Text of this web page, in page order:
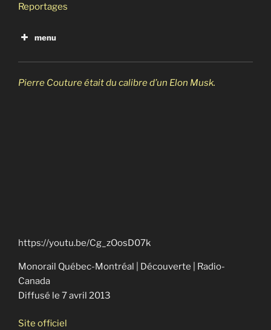
Reportages
menu
Monorail Québec-Montréal
Pierre Couture était du calibre d’un Elon Musk.
https://youtu.be/Cg_zOosD07k
Monorail Québec-Montréal | Découverte | Radio-
Canada
Diffusé le 7 avril 2013
Site officiel